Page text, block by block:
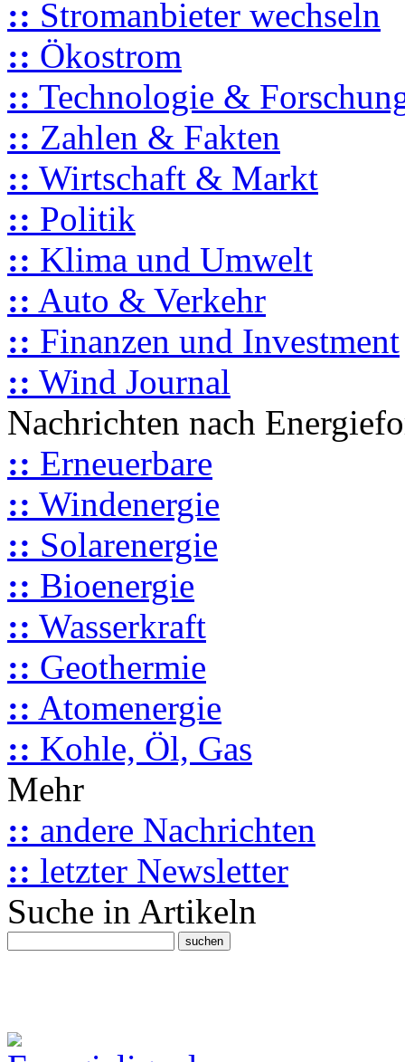
:: Stromanbieter wechseln
:: Ökostrom
:: Technologie &
:: Zahlen & Fakten
:: Wirtschaft & Markt
:: Politik
:: Klima und Umwelt
:: Auto & Verkehr
:: Finanzen und Investment
:: Wind Journal
Nachrichten nach
:: Erneuerbare
:: Windenergie
:: Solarenergie
:: Bioenergie
:: Wasserkraft
:: Geothermie
:: Atomenergie
:: Kohle, Öl, Gas
Mehr
:: andere Nachrichten
:: letzter Newsletter
Suche in Artikeln